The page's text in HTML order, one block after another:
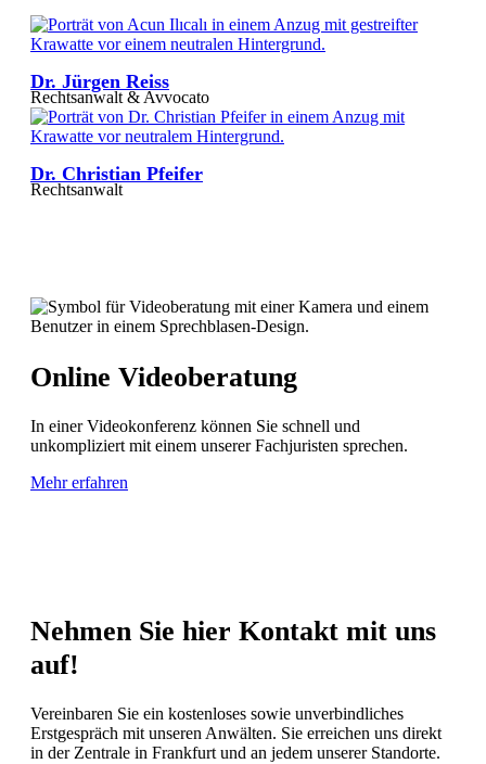
Dr. Jürgen Reiss
Rechtsanwalt & Avvocato
Dr. Christian Pfeifer
Rechtsanwalt
Online Videoberatung
In einer Videokonferenz können Sie schnell und
unkompliziert mit einem unserer Fachjuristen sprechen.
Mehr erfahren
Nehmen Sie hier Kontakt mit uns
auf!
Vereinbaren Sie ein kostenloses sowie unverbindliches
Erstgespräch mit unseren Anwälten. Sie erreichen uns direkt
in der Zentrale in Frankfurt und an jedem unserer Standorte.